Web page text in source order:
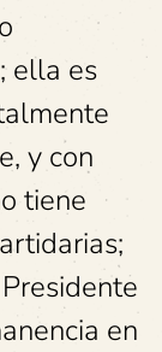
ella es
y con
tiene
en